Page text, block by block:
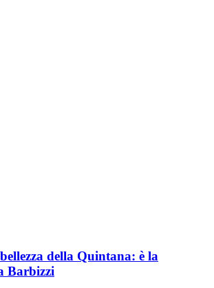
della Quintana: è la
Barbizzi